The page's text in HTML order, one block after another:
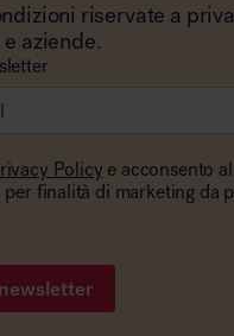
riservate a
aziende.
Policy e acconsento
per finalità di marketing da